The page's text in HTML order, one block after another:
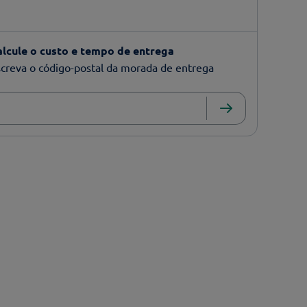
o custo e tempo de entrega
o código-postal da morada de entrega